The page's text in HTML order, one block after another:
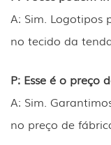
A: Sim. Logotipos
no tecido da
P: Esse é o preço
A: Sim.
no preço de